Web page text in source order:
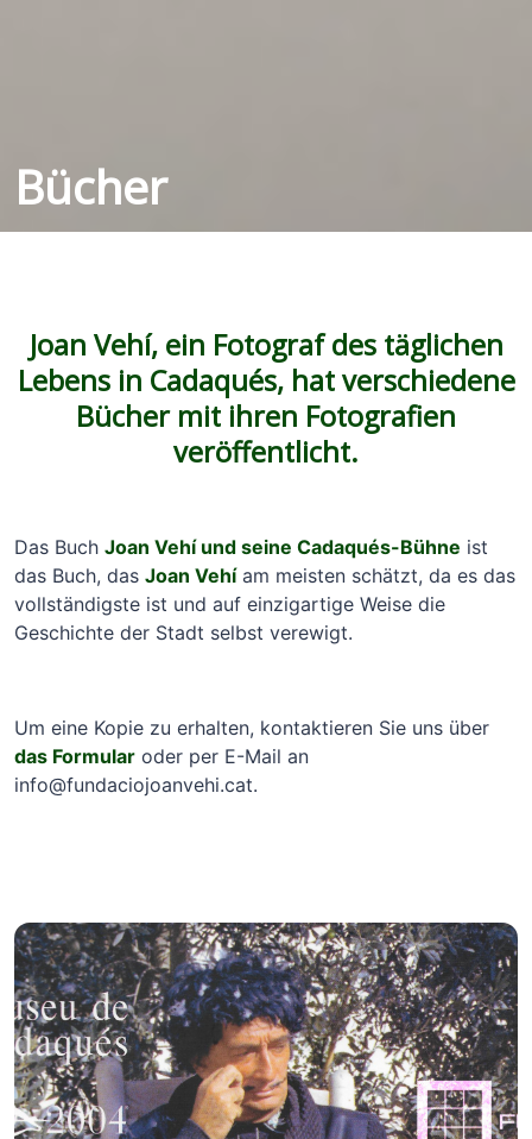
Bücher
Joan Vehí, ein Fotograf des täglichen
Lebens in Cadaqués, hat verschiedene
Bücher mit ihren Fotografien
veröffentlicht.
Das Buch Joan Vehí und seine Cadaqués-Bühne ist
das Buch, das Joan Vehíam meisten schätzt, da es das
vollständigste ist und auf einzigartige Weise die
Geschichte der Stadt selbst verewigt.
Um eine Kopie zu erhalten, kontaktieren Sie uns über
das Formular oder per E-Mail an
info@fundaciojoanvehi.cat.